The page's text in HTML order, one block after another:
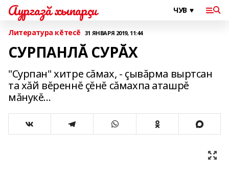
Аургазă хыпарçи
Литература кĕтесĕ 31 ЯНВАРЯ 2019, 11:44
СУРПАНЛĂ СУРĂХ
"Сурпан" хитре сăмах, - çывăрма выртсан
та хăй вĕреннĕ çĕнĕ сăмахпа аташрĕ
мăнукĕ...